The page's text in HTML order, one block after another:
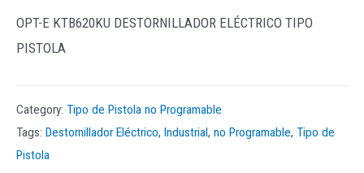
OPT-E KTB620KU DESTORNILLADOR ELÉCTRICO TIPO
PISTOLA
Category: Tipo de Pistola no Programable
Tags: Destornillador Eléctrico, Industrial, no Programable, Tipo de
Pistola